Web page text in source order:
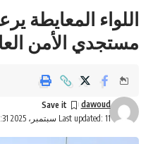
اللواء المعايطة
مستجدي الأمن
Last updated: 11 سبتمبر، 2025 11:31 ص
dawoud